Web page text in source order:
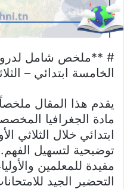
# **ملخص شامل
الخامسة ابتدائي –
يقدم هذا المقال
مادة الجغرافيا
ابتدائي خلال الثلاثي
توضيحية لتسهيل
مفيدة للمعلمين
التحضير الجيد